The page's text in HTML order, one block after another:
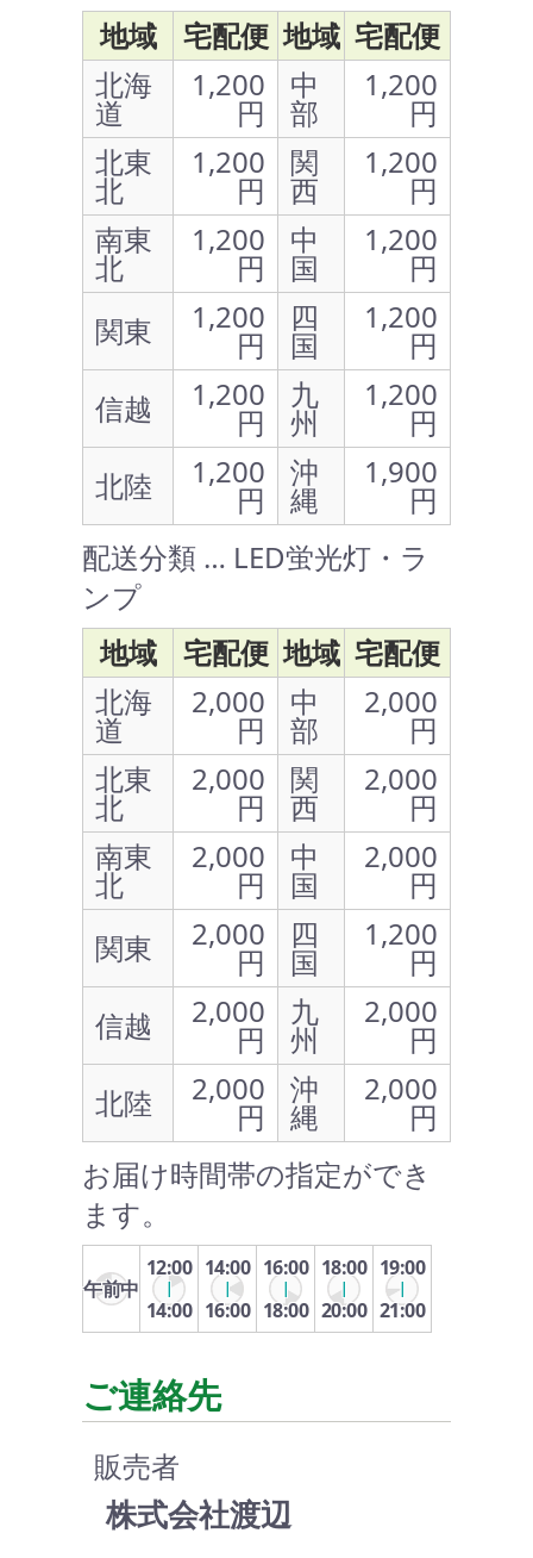
地域
宅配便 地域 宅配便
北海
道
1,200
円
中
部
1,200
円
北東
北
1,200
円
関
西
1,200
円
南東
北
1,200
円
中
国
1,200
円
関東
1,200
円
四
国
1,200
円
信越
1,200
円
九
州
1,200
円
北陸
1,200
円
沖
縄
1,900
円
配送分類 … LED蛍光灯・ラ
ンプ
地域
宅配便 地域 宅配便
北海
道
2,000
円
中
部
2,000
円
北東
北
2,000
円
関
西
2,000
円
南東
北
2,000
円
中
国
2,000
円
関東
2,000
円
四
国
1,200
円
信越
2,000
円
九
州
2,000
円
北陸
2,000
円
沖
縄
2,000
円
お届け時間帯の指定ができ
ます。
午前中
12:00
14:00
14:00
16:00
16:00
18:00
18:00
20:00
19:00
21:00
ご連絡先
販売者
株式会社渡辺